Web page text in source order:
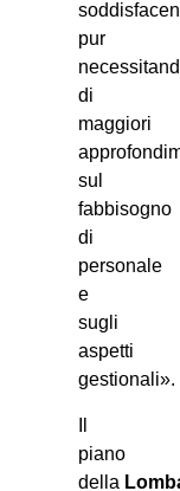
pur
di
maggiori
sul
fabbisogno
di
personale
e
sugli
aspetti
gestionali».
piano
della